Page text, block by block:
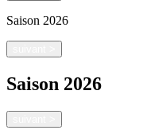
Saison 2026
Saison 2026